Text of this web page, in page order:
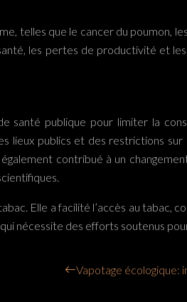
telles que le cancer du
les pertes de productivité et
santé publique pour limiter la
lieux publics et des restrictions
contribué à un
Elle a facilité l’accès au tabac,
nécessite des efforts soutenus
Vapotage écologique: